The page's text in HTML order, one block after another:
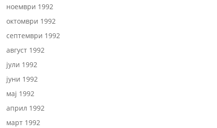
ноември 1992
октомври 1992
септември 1992
август 1992
јули 1992
јуни 1992
мај 1992
април 1992
март 1992